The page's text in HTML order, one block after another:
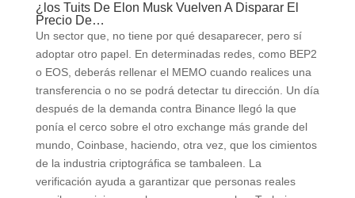
¿los Tuits De Elon Musk Vuelven A Disparar El
Precio De…
Un sector que, no tiene por qué desaparecer, pero sí
adoptar otro papel. En determinadas redes, como BEP2
o EOS, deberás rellenar el MEMO cuando realices una
transferencia o no se podrá detectar tu dirección. Un día
después de la demanda contra Binance llegó la que
ponía el cerco sobre el otro exchange más grande del
mundo, Coinbase, haciendo, otra vez, que los cimientos
de la industria criptográfica se tambaleen. La
verificación ayuda a garantizar que personas reales